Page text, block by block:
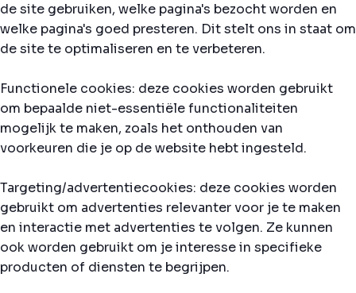
de site gebruiken, welke pagina's bezocht worden en
welke pagina's goed presteren. Dit stelt ons in staat om
de site te optimaliseren en te verbeteren.
Functionele cookies: deze cookies worden gebruikt
om bepaalde niet-essentiële functionaliteiten
mogelijk te maken, zoals het onthouden van
voorkeuren die je op de website hebt ingesteld.
Targeting/advertentiecookies: deze cookies worden
gebruikt om advertenties relevanter voor je te maken
en interactie met advertenties te volgen. Ze kunnen
ook worden gebruikt om je interesse in specifieke
producten of diensten te begrijpen.